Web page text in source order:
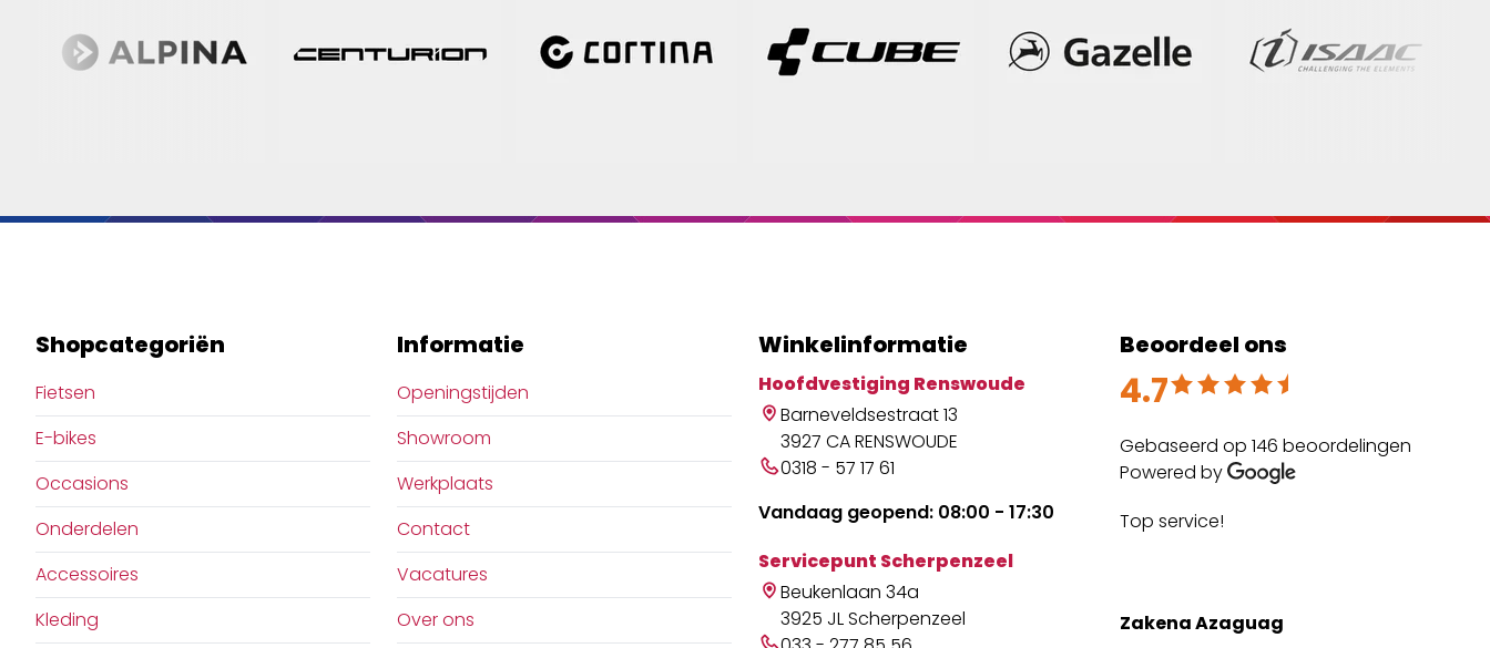
Shopcategoriën
Fietsen
E-bikes
Occasions
Onderdelen
Accessoires
Kleding
Informatie
Openingstijden
Showroom
Werkplaats
Contact
Vacatures
Over ons
Winkelinformatie
Hoofdvestiging Renswoude
Barneveldsestraat 13
3927 CA RENSWOUDE
0318 - 57 17 61
Vandaag geopend: 08:00 - 17:30
Servicepunt Scherpenzeel
Beukenlaan 34a
3925 JL Scherpenzeel
Beoordeel ons
4.7
Beoordeeld met 4.7 uit 5
Gebaseerd op 146 beoordelingen
Powered by
Top service!
Zakena Azaguag